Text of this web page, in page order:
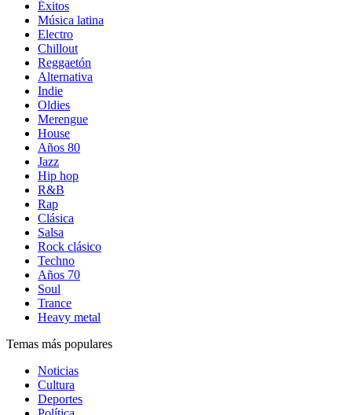
Éxitos
Música latina
Electro
Chillout
Reggaetón
Alternativa
Indie
Oldies
Merengue
House
Años 80
Jazz
Hip hop
R&B
Rap
Clásica
Salsa
Rock clásico
Techno
Años 70
Soul
Trance
Heavy metal
Temas más populares
Noticias
Cultura
Deportes